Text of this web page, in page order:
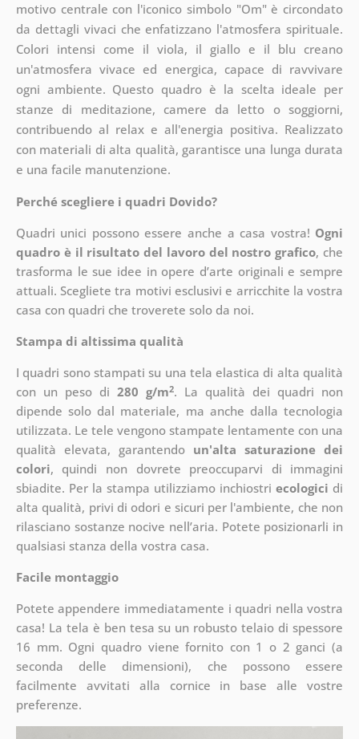
motivo centrale con l'iconico simbolo "Om" è circondato
da dettagli vivaci che enfatizzano l'atmosfera spirituale.
Colori intensi come il viola, il giallo e il blu creano
un'atmosfera vivace ed energica, capace di ravvivare
ogni ambiente. Questo quadro è la scelta ideale per
stanze di meditazione, camere da letto o soggiorni,
contribuendo al relax e all'energia positiva. Realizzato
con materiali di alta qualità, garantisce una lunga durata
e una facile manutenzione.
Perché scegliere i quadri Dovido?
Quadri unici possono essere anche a casa vostra! Ogni
quadro è il risultato del lavoro del nostro grafico, che
trasforma le sue idee in opere d’arte originali e sempre
attuali. Scegliete tra motivi esclusivi e arricchite la vostra
casa con quadri che troverete solo da noi.
Stampa di altissima qualità
I quadri sono stampati su una tela elastica di alta qualità
con un peso di 280 g/m2. La qualità dei quadri non
dipende solo dal materiale, ma anche dalla tecnologia
utilizzata. Le tele vengono stampate lentamente con una
qualità elevata, garantendo un'alta saturazione dei
colori, quindi non dovrete preoccuparvi di immagini
sbiadite. Per la stampa utilizziamo inchiostriecologici di
alta qualità, privi di odori e sicuri per l'ambiente, che non
rilasciano sostanze nocive nell’aria. Potete posizionarli in
qualsiasi stanza della vostra casa.
Facile montaggio
Potete appendere immediatamente i quadri nella vostra
casa! La tela è ben tesa su un robusto telaio di spessore
16 mm. Ogni quadro viene fornito con 1 o 2 ganci (a
seconda delle dimensioni), che possono essere
facilmente avvitati alla cornice in base alle vostre
preferenze.